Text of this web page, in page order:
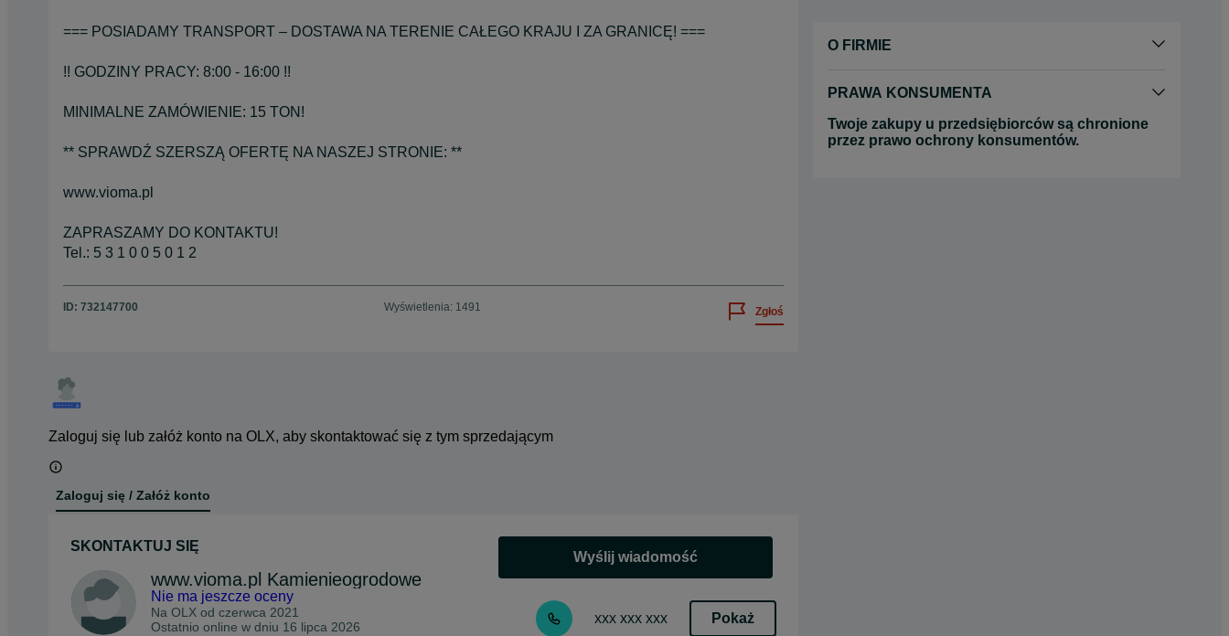
=== POSIADAMY TRANSPORT – DOSTAWA NA TERENIE CAŁEGO KRAJU I ZA GRANICĘ! ===
!! GODZINY PRACY: 8:00 - 16:00 !!
MINIMALNE ZAMÓWIENIE: 15 TON!
** SPRAWDŹ SZERSZĄ OFERTĘ NA NASZEJ STRONIE: **
www.vioma.pl
ZAPRASZAMY DO KONTAKTU!
Tel.: 5 3 1 0 0 5 0 1 2
ID: 732147700 Wyświetlenia: 1491 Zgłoś
Zaloguj się lub załóż konto na OLX, aby skontaktować się z tym sprzedającym
Zaloguj się / Załóż konto
SKONTAKTUJ SIĘ
www.vioma.pl Kamienieogrodowe
Nie ma jeszcze oceny
Na OLX od czerwca 2021
Ostatnio online w dniu 16 lipca 2026
Wyślij wiadomość
xxx xxx xxx Pokaż
O FIRMIE
PRAWA KONSUMENTA
Twoje zakupy u przedsiębiorców są chronione
przez prawo ochrony konsumentów.